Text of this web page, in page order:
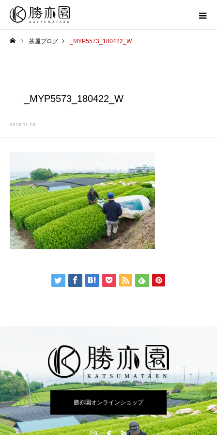
茶屋ブログ _MYP5573_180422_W
_MYP5573_180422_W
2018.11.13
勝亦園オンラインショップ